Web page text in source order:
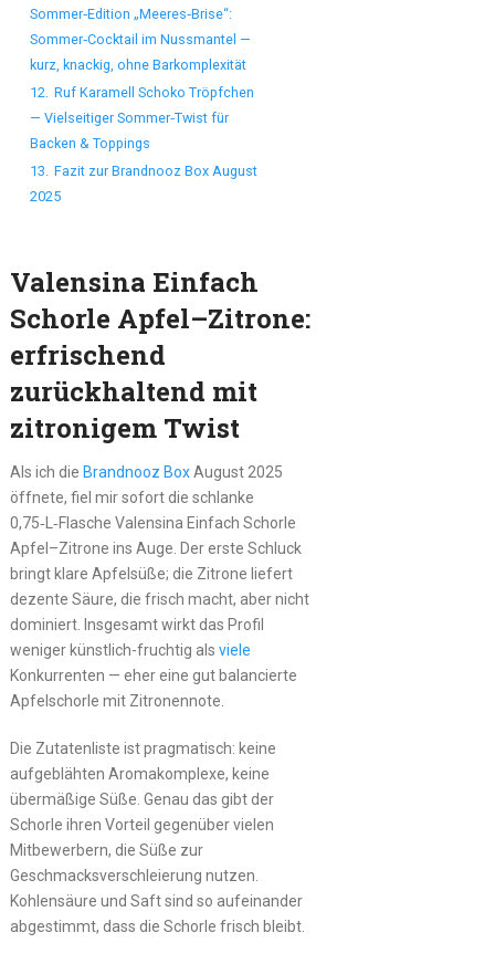
Sommer‑Edition „Meeres‑Brise“:
Sommer‑Cocktail im Nussmantel —
kurz, knackig, ohne Barkomplexität
12. Ruf Karamell Schoko Tröpfchen
— Vielseitiger Sommer‑Twist für
Backen & Toppings
13. Fazit zur Brandnooz Box August
2025
Valensina Einfach
Schorle Apfel–Zitrone:
erfrischend
zurückhaltend mit
zitronigem Twist
Als ich die Brandnooz BoxAugust 2025
öffnete, fiel mir sofort die schlanke
0,75‑L‑Flasche Valensina Einfach Schorle
Apfel–Zitrone ins Auge. Der erste Schluck
bringt klare Apfelsüße; die Zitrone liefert
dezente Säure, die frisch macht, aber nicht
dominiert. Insgesamt wirkt das Profil
weniger künstlich-fruchtig als viele
Konkurrenten — eher eine gut balancierte
Apfelschorle mit Zitronennote.
Die Zutatenliste ist pragmatisch: keine
aufgeblähten Aromakomplexe, keine
übermäßige Süße. Genau das gibt der
Schorle ihren Vorteil gegenüber vielen
Mitbewerbern, die Süße zur
Geschmacksverschleierung nutzen.
Kohlensäure und Saft sind so aufeinander
abgestimmt, dass die Schorle frisch bleibt.